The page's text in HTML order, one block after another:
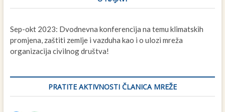
Sep-okt 2023: Dvodnevna konferencija na temu klimatskih
promjena, zaštiti zemlje i vazduha kao i o ulozi mreža
organizacija civilnog društva!
PRATITE AKTIVNOSTI ČLANICA MREŽE